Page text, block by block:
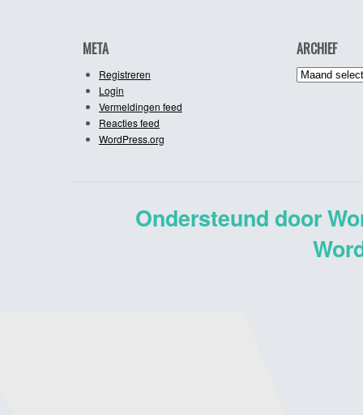
META
Registreren
Login
Vermeldingen feed
Reacties feed
WordPress.org
ARCHIEF
Archief
Ondersteund door